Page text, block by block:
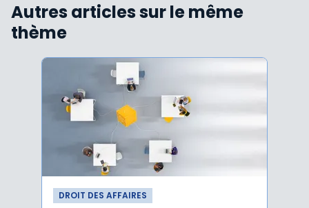
Autres articles sur le même
thème
DROIT DES AFFAIRES